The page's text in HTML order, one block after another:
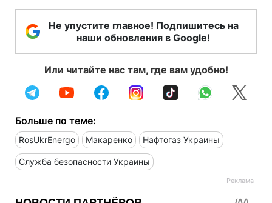
Не упустите главное! Подпишитесь на
наши обновления в Google!
Или читайте нас там, где вам удобно!
Больше по теме:
RosUkrEnergo Макаренко Нафтогаз Украины
Служба безопасности Украины